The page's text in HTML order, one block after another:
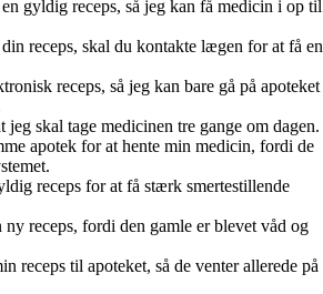
gyldig receps, så jeg kan få medicin i op til
receps, skal du kontakte lægen for at få en
receps, så jeg kan bare gå på apoteket
jeg skal tage medicinen tre gange om dagen.
apotek for at hente min medicin, fordi de
receps for at få stærk smertestillende
ny receps, fordi den gamle er blevet våd og
receps til apoteket, så de venter allerede på